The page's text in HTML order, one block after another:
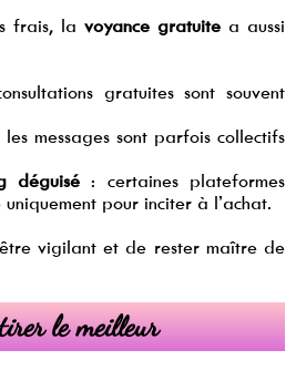
frais, la voyance gratuite a aussi
gratuites sont souvent
les messages sont parfois collectifs
déguisé : certaines plateformes
pour inciter à l’achat.
vigilant et de rester maître de
le meilleur